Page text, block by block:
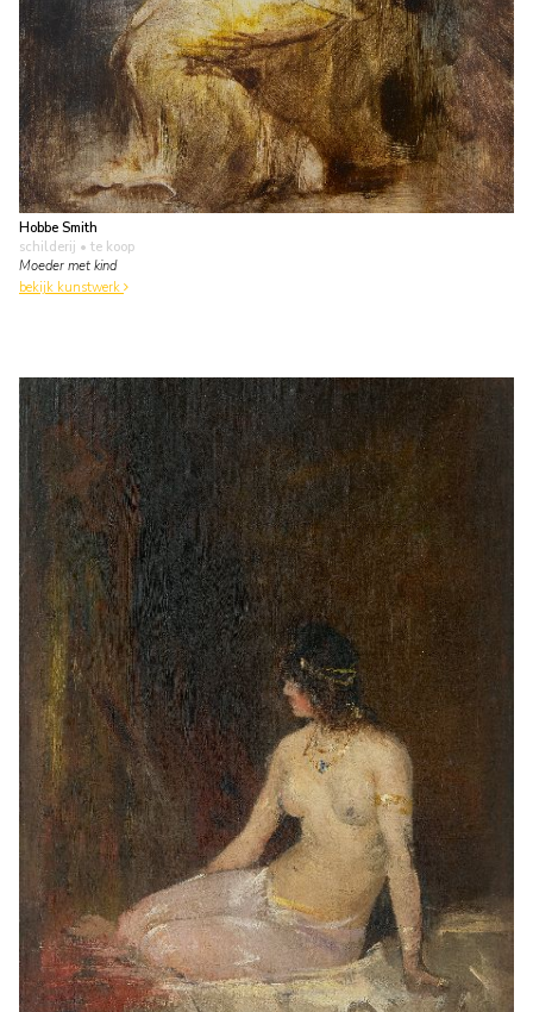
Hobbe Smith
schilderij • te koop
Moeder met kind
bekijk kunstwerk